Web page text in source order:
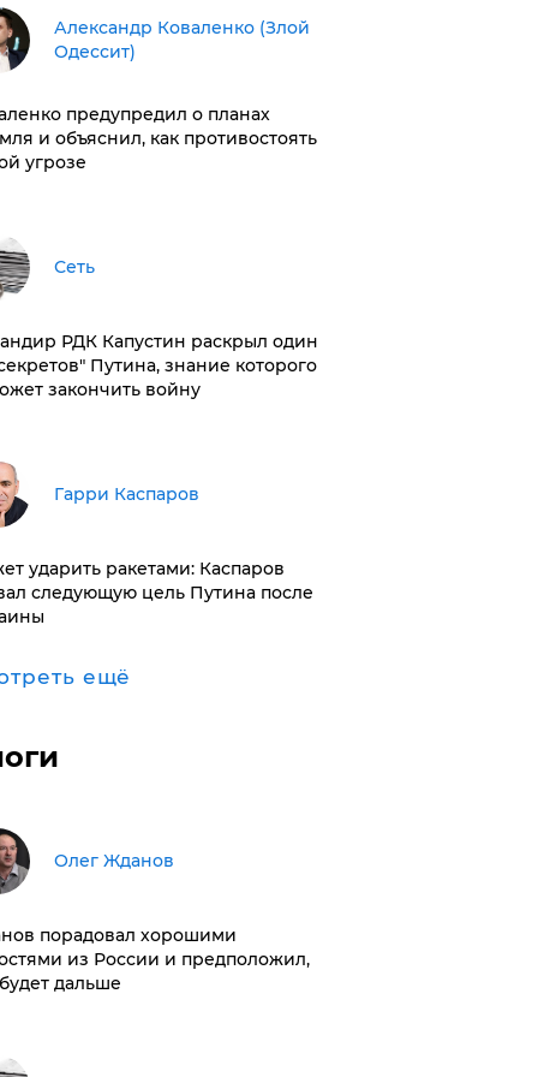
Александр Коваленко (Злой
Одессит)
предупредил о планах
и объяснил, как противостоять
угрозе
Сеть
РДК Капустин раскрыл один
Путина, знание которого
закончить войну
Гарри Каспаров
ударить ракетами: Каспаров
следующую цель Путина после
ещё
Олег Жданов
порадовал хорошими
из России и предположил,
дальше